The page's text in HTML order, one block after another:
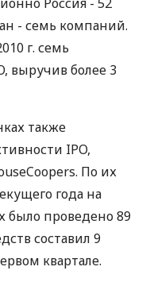
- семь компаний.
г. семь
выручив более 3
также
IPO,
По их
года на
было проведено 89
составил 9
квартале.